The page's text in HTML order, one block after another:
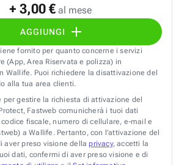
+ 3,00 € al mese
AGGIUNGI
fornito per quanto concerne i servizi
(App, Area Riservata e polizza) in
Wallife. Puoi richiedere la disattivazione del
alla tua area clienti.
per gestire la richiesta di attivazione del
Fastweb comunicherà i tuoi dati
fiscale, numero di cellulare, e-mail e
a Wallife. Pertanto, con l’attivazione del
aver preso visione della privacy, accetti la
dati, confermi di aver preso visione e di